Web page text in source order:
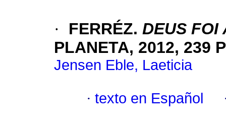
· FERRÉZ. DEUS FOI
PLANETA, 2012, 239
Jensen Eble, Laeticia
· texto en Español